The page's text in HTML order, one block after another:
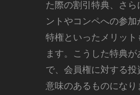
た際の割引特典、さら
ントやコンペへの参加
特権といったメリット
ます。こうした特典が
で、会員権に対する投
意味のあるものになり